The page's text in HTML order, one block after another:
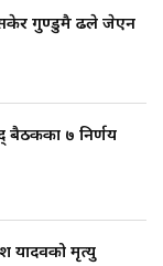
गुण्डुमै ढले जेएन
बैठकका ७ निर्णय
यादवको मृत्यु